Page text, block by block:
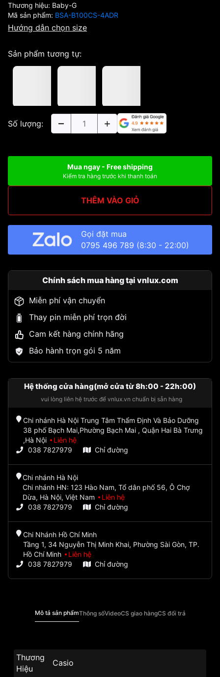
Thương hiệu: Baby-G
Mã sản phẩm: BSA-B100CS-4ADR
Hướng dẫn chọn size
Sản phẩm tương tự:
Số lượng:
Mua ngay - Free shipping
Kiểm tra hàng trước khi thanh toán
THÊM VÀO GIỎ
Gọi đặt mua
0795 496 789 (8:30 - 22:00)
Chính sách mua hàng tại vnlux.com
Miễn phí vận chuyển
Thay pin miễn phí trọn đời
Cam kết hàng chính hãng
Bảo hành trọn gói 5 năm
Hệ thống cửa hàng(mở cửa từ 8h:00 - 22h:00)
vui lòng liên hệ trước để vnlux.vn chuẩn bị sẵn hàng
Chi nhánh Hà Nội Trung Tâm Thẩm Định Và Bảo Dưỡng
38 phố Bạch Mai,Phường Bạch Mai , Quận Hai Bà Trưng
,Hà Nội
Liên hệ
038 7827979
Chỉ đường
Chi nhánh Hà Nội
Chi nhánh HN: 123 Hào Nam, Tổ dân phố 56, Ô Chợ
Dừa, Hà Nội, Việt Nam
Liên hệ
038 7827979
Chỉ đường
Chi Nhánh Hồ Chí Minh
Tầng 1, 34 Nguyễn Thị Minh Khai, Phường Sài Gòn, TP.
Hồ Chí Minh
Liên hệ
038 7827979
Chỉ đường
Mô tả sản phẩmThông sốVideoCS giao hàngCS đổi trả
Thương
Hiệu
Casio